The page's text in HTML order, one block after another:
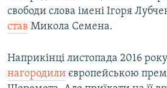
свободи слова імені Ігоря
став Микола Семена.
Наприкінці листопада 2016
нагородили європейською